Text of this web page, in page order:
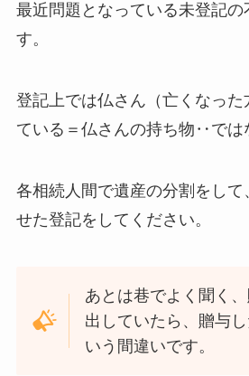
最近問題となっている未登記
す。
登記上では仏さん（亡くなった
ている＝仏さんの持ち物‥では
各相続人間で遺産の分割をして
せた登記をしてください。
あとは巷でよく聞く
出していたら、贈与
いう間違いです。